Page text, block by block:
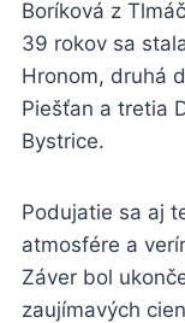
Boríková z
39 rokov sa
Hronom, druhá
Piešťan a tretia
Bystrice.
Podujatie sa aj
atmosfére a
Záver bol
zaujímavých